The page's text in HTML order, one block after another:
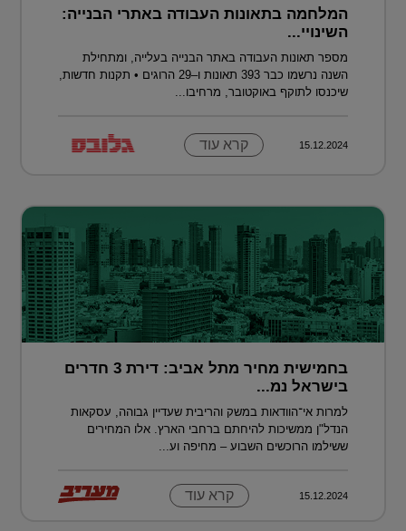
המלחמה בתאונות העבודה באתרי הבנייה:
השינויי...
מספר תאונות העבודה באתר הבנייה בעלייה, ומתחילת
השנה נרשמו כבר 393 תאונות ו–29 הרוגים • תקנות חדשות,
שיכנסו לתוקף באוקטובר, מרחיבו...
15.12.2024 קרא עוד
בחמישית מחיר מתל אביב: דירת 3 חדרים
בישראל נמ...
למרות אי־הוודאות במשק והריבית שעדיין גבוהה, עסקאות
הנדל"ן ממשיכות להיחתם ברחבי הארץ. אלו המחירים
ששילמו הרוכשים השבוע – מחיפה וע...
15.12.2024 קרא עוד